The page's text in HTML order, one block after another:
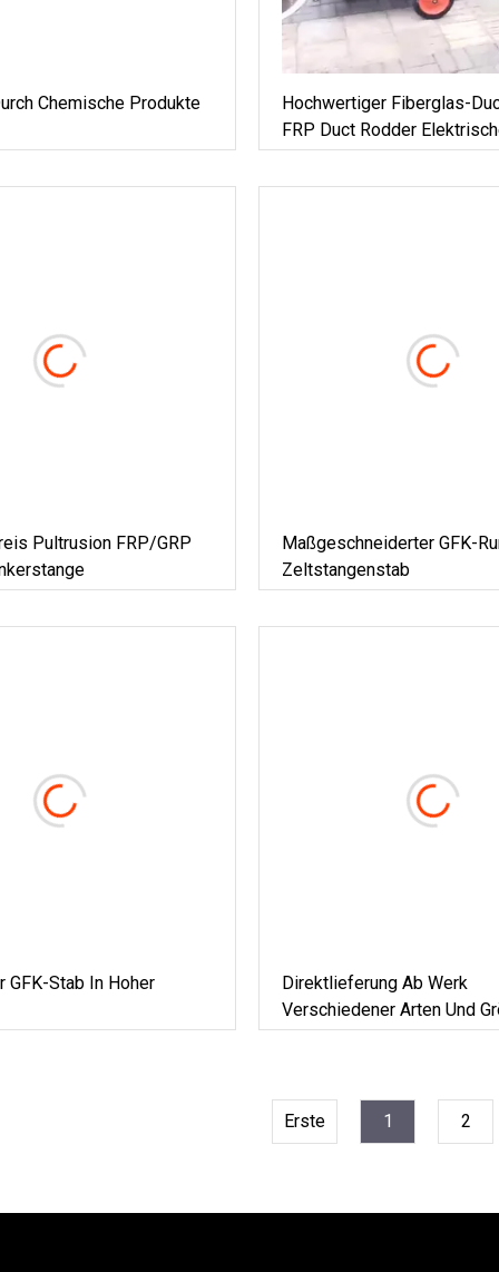
Chemische Produkte
Hochwertiger Fiberglas-
FRP Duct Rodder
Fiberglas-Kabelzug
Rod 350 M
Pultrusion FRP/GRP
Maßgeschneiderter GFK-
Zeltstangenstab
GFK-Stab In Hoher
Direktlieferung Ab Werk
Verschiedener Arten Und
GFK-Rohren. FRP-
Erste 1 2